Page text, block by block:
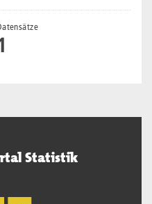
Statistik